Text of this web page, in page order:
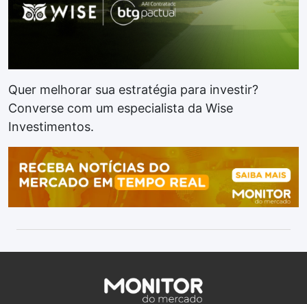
Quer melhorar sua estratégia para investir?
Converse com um especialista da Wise
Investimentos.